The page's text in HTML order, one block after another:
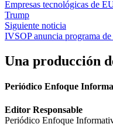
de
entradas
Empresas tecnológicas de
Trump
Siguiente noticia
IVSOP anuncia programa
Una producción
Periódico Enfoque
Editor Responsable
Periódico Enfoque